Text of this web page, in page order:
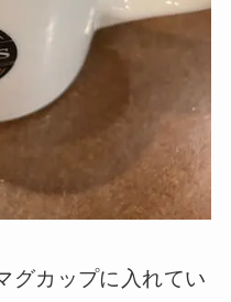
グカップに入れてい